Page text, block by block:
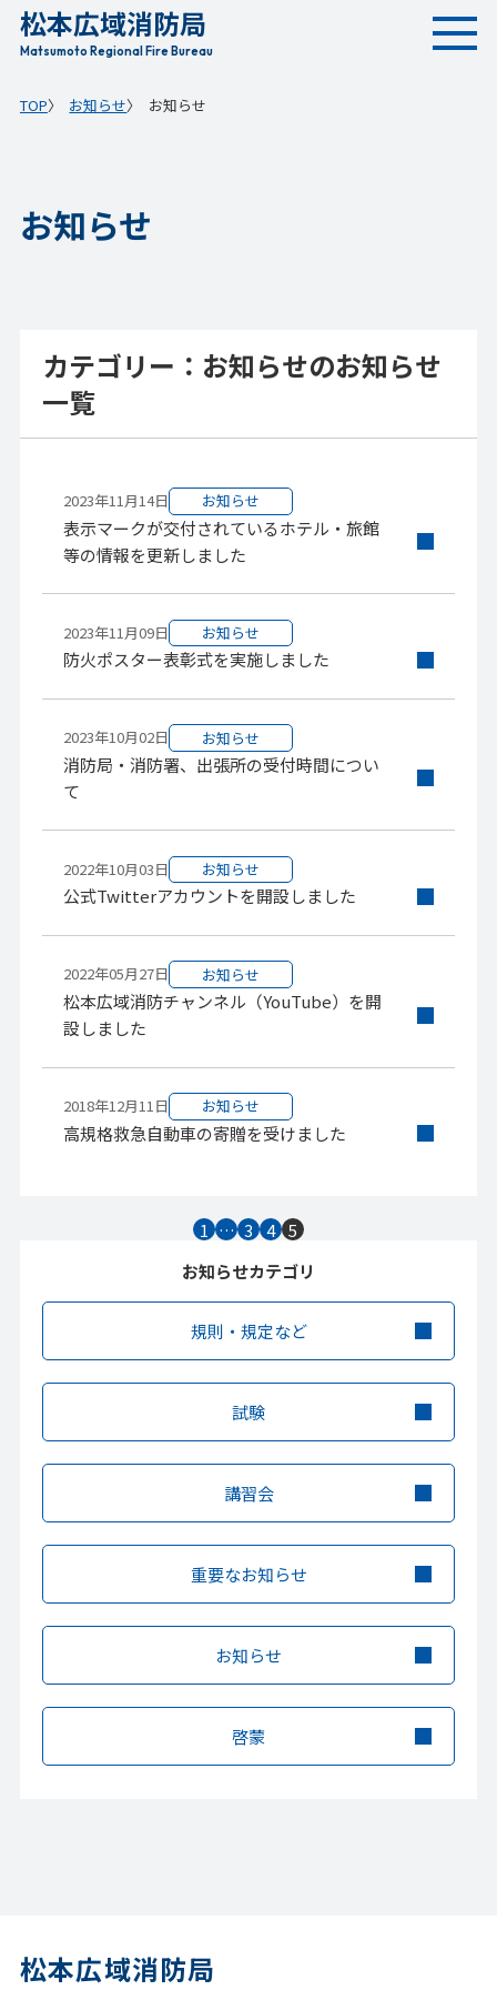
松本広域消防局
Matsumoto Regional Fire Bureau
TOP お知らせ お知らせ
お知らせ
カテゴリー：お知らせのお知らせ
一覧
2023年11月14日 お知らせ
表示マークが交付されているホテル・旅館
等の情報を更新しました
2023年11月09日 お知らせ
防火ポスター表彰式を実施しました
2023年10月02日 お知らせ
消防局・消防署、出張所の受付時間につい
て
2022年10月03日 お知らせ
公式Twitterアカウントを開設しました
2022年05月27日 お知らせ
松本広域消防チャンネル（YouTube）を開
設しました
2018年12月11日 お知らせ
高規格救急自動車の寄贈を受けました
1 … 3 4 5
お知らせカテゴリ
規則・規定など
試験
講習会
重要なお知らせ
お知らせ
啓蒙
松本広域消防局